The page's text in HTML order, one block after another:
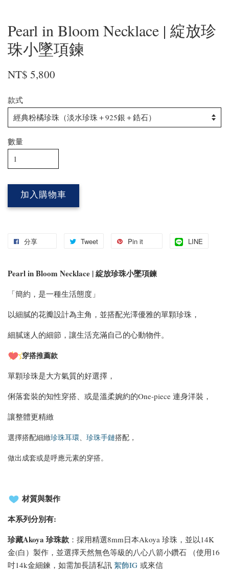
Pearl in Bloom Necklace | 綻放珍
珠小墜項鍊
NT$ 5,800
款式
數量
加入購物車
分享 Tweet Pin it LINE
Pearl in Bloom Necklace | 綻放珍珠小墜項鍊
「簡約，是一種生活態度」
以細膩的花瓣設計為主角，並搭配光澤優雅的單顆珍珠，
細膩迷人的細節，讓生活充滿自己的心動物件。
穿搭推薦款
單顆珍珠是大方氣質的好選擇，
俐落套裝的知性穿搭、或是溫柔婉約的One-piece 連身洋裝，
讓整體更精緻
選擇搭配細緻珍珠耳環、 珍珠手鏈搭配，
做出成套或是呼應元素的穿搭。
材質與製作
本系列分別有:
珍藏Akoya 珍珠款 ：採用精選8mm日本Akoya 珍珠，並以14K
金(白）製作，並選擇天然無色等級的八心八箭小鑽石 （使用16
吋14k金細鍊，如需加長請私訊 絮飾IG 或來信